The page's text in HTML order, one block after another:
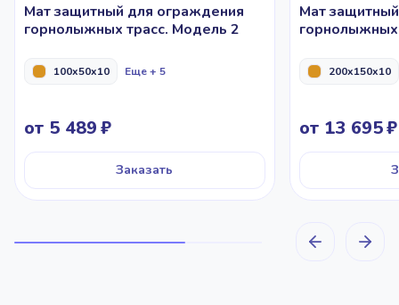
Мат защитный для ограждения
горнолыжных трасс. Модель 2
100x50x10 Еще + 5
от 5 489
Заказать
Мат
200x150x10
от 13 695